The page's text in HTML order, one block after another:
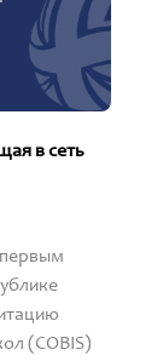
в сеть
(COBIS)